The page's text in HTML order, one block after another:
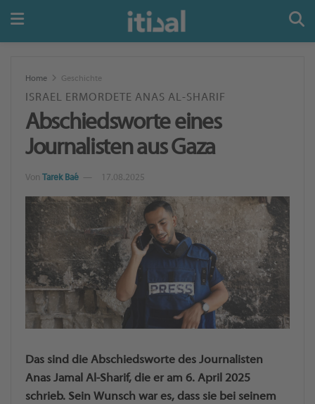
Home Geschichte
ISRAEL ERMORDETE ANAS AL-SHARIF
Abschiedsworte eines
Journalisten aus Gaza
Von Tarek Baé 17.08.2025
Das sind die Abschiedsworte des Journalisten
Anas Jamal Al-Sharif, die er am 6. April 2025
schrieb. Sein Wunsch war es, dass sie bei seinem